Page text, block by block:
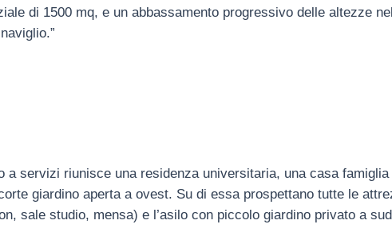
di 1500 mq, e un abbassamento progressivo delle altezze
a servizi riunisce una residenza universitaria, una casa
giardino aperta a ovest. Su di essa prospettano tutte le
sale studio, mensa) e l’asilo con piccolo giardino privato a